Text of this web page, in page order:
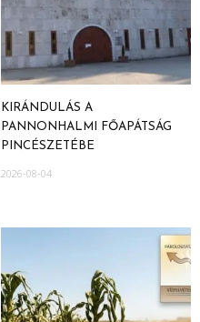
KIRÁNDULÁS A
PANNONHALMI FŐAPÁTSÁG
PINCÉSZETÉBE
2026-08-04